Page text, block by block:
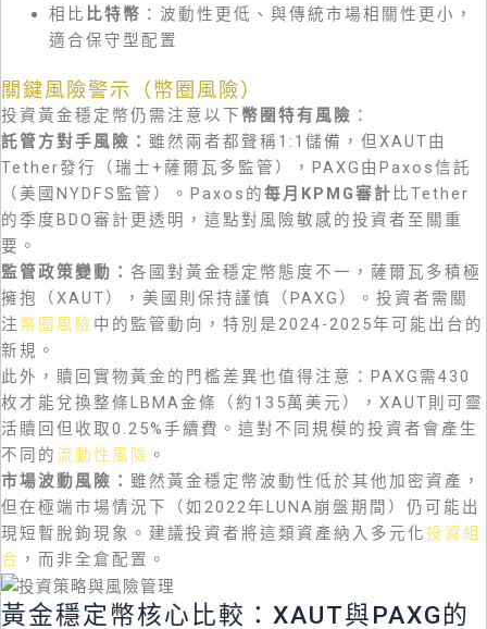
相比 比特幣 ：波動性更低、與傳統市場相關性更小，
適合保守型配置
關鍵風險警示（幣圈風險）
投資黃金穩定幣仍需注意以下 幣圈特有風險 ：
託管方對手風險： 雖然兩者都聲稱1:1儲備，但XAUT由
Tether發行（瑞士+薩爾瓦多監管），PAXG由Paxos信託
（美國NYDFS監管）。Paxos的每月KPMG審計比Tether
的季度BDO審計更透明，這點對風險敏感的投資者至關重
要。
監管政策變動： 各國對黃金穩定幣態度不一，薩爾瓦多積極
擁抱（XAUT），美國則保持謹慎（PAXG）。投資者需關
注 幣圈風險 中的監管動向，特別是2024-2025年可能出台的
新規。
此外，贖回實物黃金的門檻差異也值得注意：PAXG需430
枚才能兌換整條LBMA金條（約135萬美元），XAUT則可靈
活贖回但收取0.25%手續費。這對不同規模的投資者會產生
不同的流動性風險 。
市場波動風險： 雖然黃金穩定幣波動性低於其他加密資產，
但在極端市場情況下（如2022年LUNA崩盤期間）仍可能出
現短暫脫鉤現象。建議投資者將這類資產納入多元化投資組
合 ，而非全倉配置。
黃金穩定幣核心比較：XAUT與PAXG的